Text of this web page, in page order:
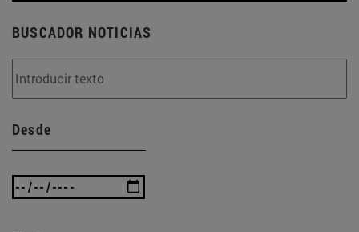
BUSCADOR NOTICIAS
Desde